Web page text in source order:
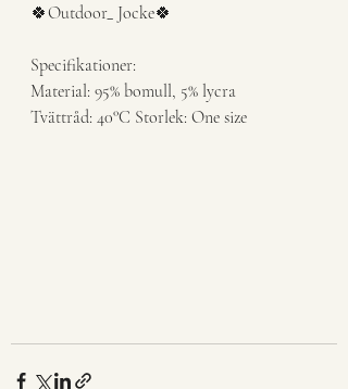
🍀Outdoor_ Jocke🍀
Specifikationer:
Material: 95% bomull, 5% lycra
Tvättråd: 40°C Storlek: One size